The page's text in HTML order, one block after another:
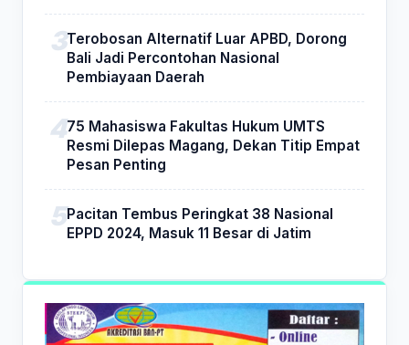
Terobosan Alternatif Luar APBD, Dorong
Bali Jadi Percontohan Nasional
Pembiayaan Daerah
75 Mahasiswa Fakultas Hukum UMTS
Resmi Dilepas Magang, Dekan Titip Empat
Pesan Penting
Pacitan Tembus Peringkat 38 Nasional
EPPD 2024, Masuk 11 Besar di Jatim